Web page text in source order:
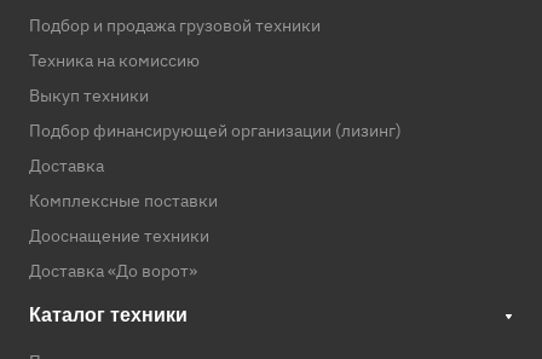
Подбор и продажа грузовой техники
Техника на комиссию
Выкуп техники
Подбор финансирующей организации (лизинг)
Доставка
Комплексные поставки
Дооснащение техники
Доставка «До ворот»
Каталог техники